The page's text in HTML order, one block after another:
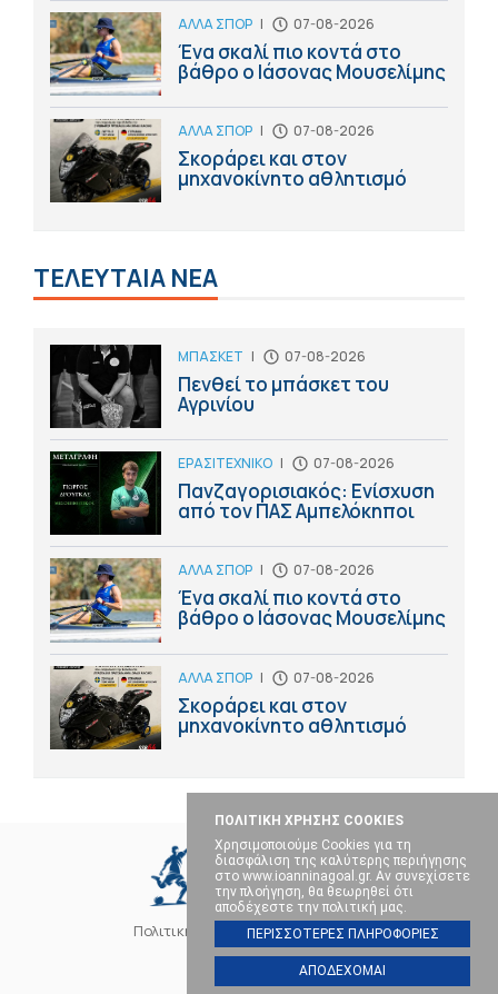
ΠΟΛΙΤΙΚΗ ΧΡΗΣΗΣ COOKIES
Χρησιμοποιούμε Cookies για τη
διασφάλιση της καλύτερης περιήγησης
στο www.ioanninagoal.gr. Αν συνεχίσετε
την πλοήγηση, θα θεωρηθεί ότι
αποδέχεστε την πολιτική μας.
ΠΕΡΙΣΣΟΤΕΡΕΣ ΠΛΗΡΟΦΟΡΙΕΣ
ΑΠΟΔΕΧΟΜΑΙ
ΑΛΛΑ ΣΠΟΡ | 07-08-2026
Ένα σκαλί πιο κοντά στο
βάθρο ο Ιάσονας Μουσελίμης
ΑΛΛΑ ΣΠΟΡ | 07-08-2026
Σκοράρει και στον
μηχανοκίνητο αθλητισμό
ΤΕΛΕΥΤΑΙΑ ΝΕΑ
ΜΠΑΣΚΕΤ | 07-08-2026
Πενθεί το μπάσκετ του
Αγρινίου
ΕΡΑΣΙΤΕΧΝΙΚΟ | 07-08-2026
Πανζαγορισιακός: Ενίσχυση
από τον ΠΑΣ Αμπελόκηποι
ΑΛΛΑ ΣΠΟΡ | 07-08-2026
Ένα σκαλί πιο κοντά στο
βάθρο ο Ιάσονας Μουσελίμης
ΑΛΛΑ ΣΠΟΡ | 07-08-2026
Σκοράρει και στον
μηχανοκίνητο αθλητισμό
Πολιτική Cookies Επικοινωνία
SOCIAL MEDIA